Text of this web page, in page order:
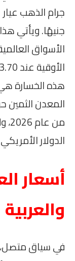
جنيهًا. ويأتي
الأسواق
الدولار
أسعار
والعربية
في سياق متصل،